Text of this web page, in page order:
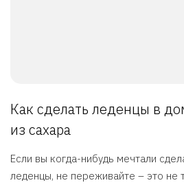
Как сделать леденцы в
из сахара
Если вы когда-нибудь мечтали
леденцы, не переживайте – это не